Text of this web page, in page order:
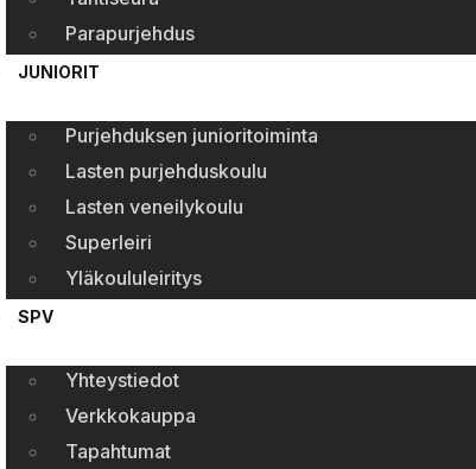
Parapurjehdus
JUNIORIT
Purjehduksen junioritoiminta
Lasten purjehduskoulu
Lasten veneilykoulu
Superleiri
Yläkoululeiritys
SPV
Yhteystiedot
Verkkokauppa
Tapahtumat